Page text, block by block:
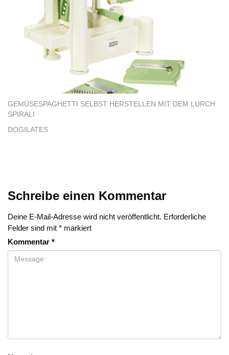
GEMÜSESPAGHETTI SELBST HERSTELLEN MIT DEM LURCH
SPIRALI
DOGILATES
Schreibe einen Kommentar
Deine E-Mail-Adresse wird nicht veröffentlicht. Erforderliche
Felder sind mit * markiert
Kommentar *